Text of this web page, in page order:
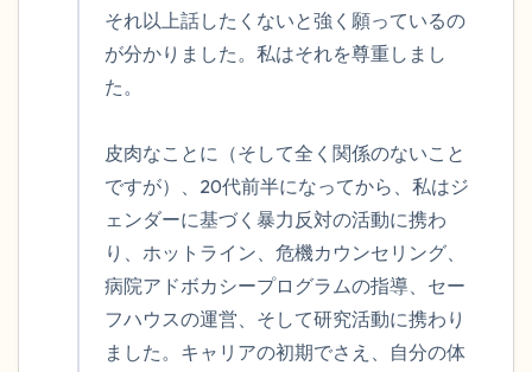
それ以上話したくないと強く願っているの
が分かりました。私はそれを尊重しまし
た。
皮肉なことに（そして全く関係のないこと
ですが）、20代前半になってから、私はジ
ェンダーに基づく暴力反対の活動に携わ
り、ホットライン、危機カウンセリング、
病院アドボカシープログラムの指導、セー
フハウスの運営、そして研究活動に携わり
ました。キャリアの初期でさえ、自分の体